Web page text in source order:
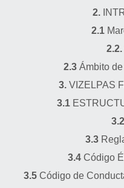
2.
2.1
2.2.
2.3Ámbito de
3.VIZELPAS
3.1
3.2
3.3
3.4Código
3.5Código de